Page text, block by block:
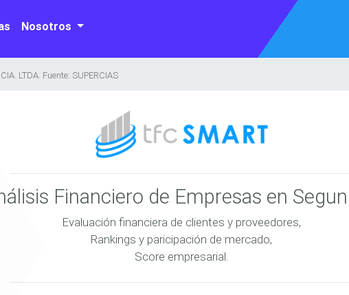
Nosotros
LTDA. Fuente: SUPERCIAS
Financiero de Empresas en
Evaluación financiera de clientes y proveedores,
Rankings y paricipación de mercado,
Score empresarial.